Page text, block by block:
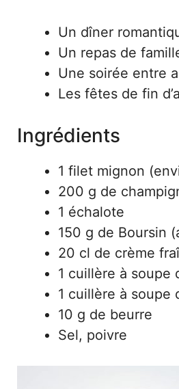
Un dîner
Un repas de
Une soirée entre
Les fêtes de fin
Ingrédients
1 filet mignon
200 g de
1 échalote
150 g de Boursin
20 cl de crème
1 cuillère à soupe
1 cuillère à soupe
10 g de beurre
Sel, poivre